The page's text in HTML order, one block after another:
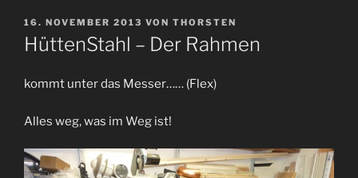
VERÖFFENTLICHT
AM
16. NOVEMBER 2013 VON THORSTEN
HüttenStahl – Der Rahmen
kommt unter das Messer…… (Flex)
Alles weg, was im Weg ist!